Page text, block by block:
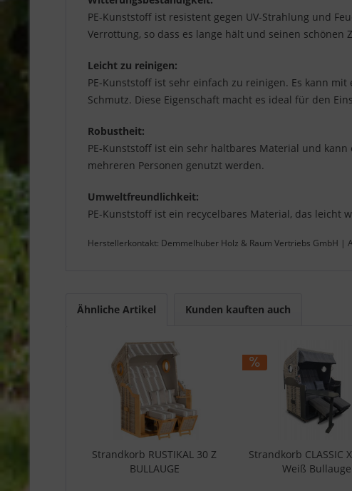
PE-Kunststoff ist resistent gegen UV-Strahlung und
Verrottung, so dass es lange hält und seinen schönen
Leicht zu reinigen:
PE-Kunststoff ist sehr einfach zu reinigen. Es kann
Schmutz. Diese Eigenschaft macht es ideal für den
Robustheit:
PE-Kunststoff ist ein sehr haltbares Material und
mehreren Personen genutzt werden.
Umweltfreundlichkeit:
PE-Kunststoff ist ein recycelbares Material, das
Herstellerkontakt: Demmelhuber Holz & Raum Vertriebs GmbH
Ähnliche Artikel Kunden kauften auch
Strandkorb RUSTIKAL 30 Z
BULLAUGE
Strandkorb CLASSIC
Weiß Bullauge